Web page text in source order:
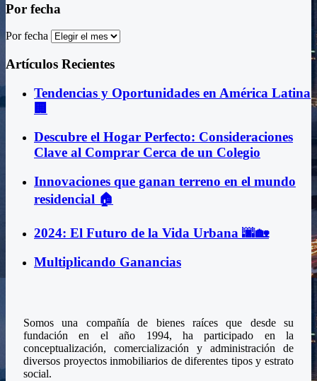
Por fecha
Por fecha
Artículos Recientes
Tendencias y Oportunidades en América Latina
🏢
Descubre el Hogar Perfecto: Consideraciones
Clave al Comprar Cerca de un Colegio
Innovaciones que ganan terreno en el mundo
residencial 🏠
2024: El Futuro de la Vida Urbana 🌆🏡
Multiplicando Ganancias
Somos una compañía de bienes raíces que desde su
fundación en el año 1994, ha participado en la
conceptualización, comercialización y administración de
diversos proyectos inmobiliarios de diferentes tipos y estrato
social.